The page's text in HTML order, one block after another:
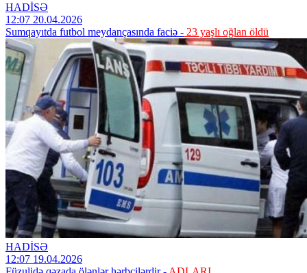
HADİSƏ
12:07 20.04.2026
Sumqayıtda futbol meydançasında faciə - 23 yaşlı oğlan öldü
HADİSƏ
12:07 19.04.2026